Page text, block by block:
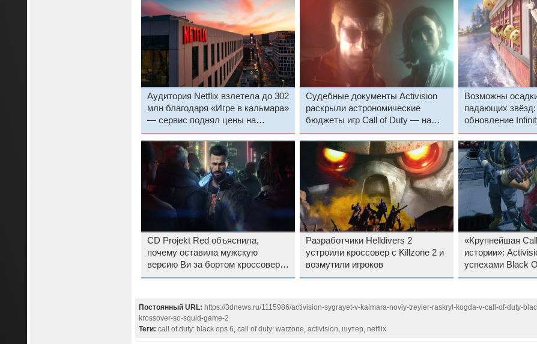
Аудитория Netflix взлетела до 302
млн благодаря «Игре в кальмара»
— сервис поднял цены на
подписку
Судебные документы Activision
раскрыли астрономические
бюджеты игр Call of Duty — на
Black Ops Cold War ушло более
$700 миллионов
Возможны
падающих звёзд:
обновление
дату выхода и
трейлер
CD Projekt Red объяснила,
почему оставила мужскую
версию Ви за бортом кроссовера
Fortnite и Cyberpunk 2077
Разработчики Helldivers 2
устроили кроссовер с Killzone 2 и
возмутили игроков
«Крупнейшая
истории»:
успехами Black
месяц с релиза
Постоянный URL: https://3dnews.ru/1115986/activision-sygrayet-v-kalmara-noviy-treyler-raskryl-kogda-v-call-of-duty-
krossover-so-squid-game-2
Теги: call of duty: black ops 6, call of duty: warzone, activision, шутер, netflix